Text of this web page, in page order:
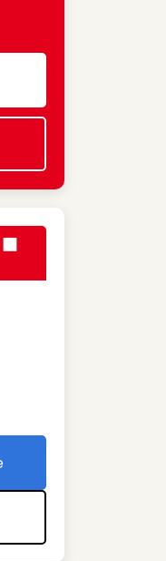
offre
de l'agence